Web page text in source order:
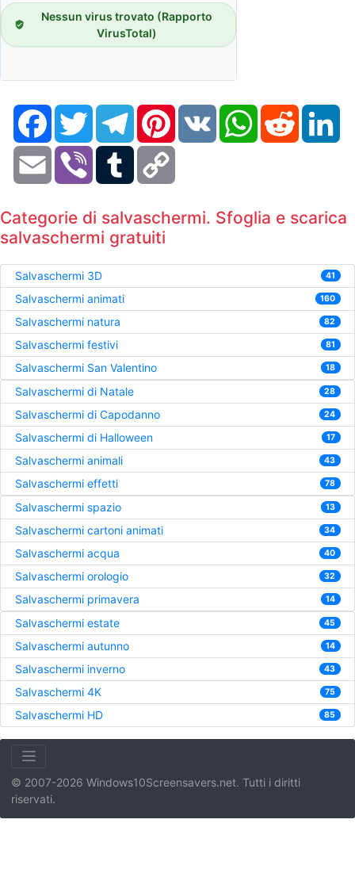
Nessun virus trovato (Rapporto
VirusTotal)
FacebookTwitter TelegramPinterestVK WhatsAppReddit
Email Viber Tumblr
Categorie di salvaschermi. Sfoglia e scarica
salvaschermi gratuiti
Salvaschermi 3D 41
Salvaschermi animati 160
Salvaschermi natura 82
Salvaschermi festivi 81
Salvaschermi San Valentino 18
Salvaschermi di Natale 28
Salvaschermi di Capodanno 24
Salvaschermi di Halloween 17
Salvaschermi animali 43
Salvaschermi effetti 78
Salvaschermi spazio 13
Salvaschermi cartoni animati 34
Salvaschermi acqua 40
Salvaschermi orologio 32
Salvaschermi primavera 14
Salvaschermi estate 45
Salvaschermi autunno 14
Salvaschermi inverno 43
Salvaschermi 4K 75
Salvaschermi HD 85
© 2007-2026 Windows10Screensavers.net. Tutti i diritti
riservati.